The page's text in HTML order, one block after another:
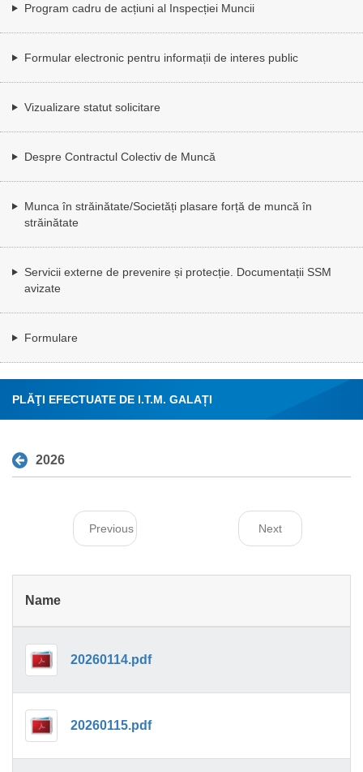
Program cadru de acțiuni al Inspecției Muncii
Formular electronic pentru informații de interes public
Vizualizare statut solicitare
Despre Contractul Colectiv de Muncă
Munca în străinătate/Societăți plasare forță de muncă în
străinătate
Servicii externe de prevenire și protecție. Documentații SSM
avizate
Formulare
PLĂŢI EFECTUATE DE I.T.M. GALAȚI
2026
Previous Next
Name
20260114.pdf
20260115.pdf